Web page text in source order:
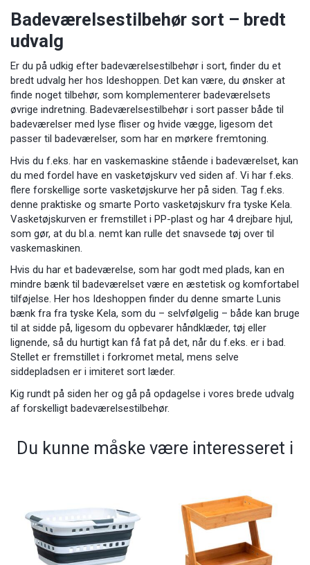
Badeværelsestilbehør sort – bredt
udvalg
Er du på udkig efter badeværelsestilbehør i sort, finder du et
bredt udvalg her hos Ideshoppen. Det kan være, du ønsker at
finde noget tilbehør, som komplementerer badeværelsets
øvrige indretning. Badeværelsestilbehør i sort passer både til
badeværelser med lyse fliser og hvide vægge, ligesom det
passer til badeværelser, som har en mørkere fremtoning.
Hvis du f.eks. har en vaskemaskine stående i badeværelset, kan
du med fordel have en vasketøjskurv ved siden af. Vi har f.eks.
flere forskellige sorte vasketøjskurve her på siden. Tag f.eks.
denne praktiske og smarte Porto vasketøjskurv fra tyske Kela.
Vasketøjskurven er fremstillet i PP-plast og har 4 drejbare hjul,
som gør, at du bl.a. nemt kan rulle det snavsede tøj over til
vaskemaskinen.
Hvis du har et badeværelse, som har godt med plads, kan en
mindre bænk til badeværelset være en æstetisk og komfortabel
tilføjelse. Her hos Ideshoppen finder du denne smarte Lunis
bænk fra fra tyske Kela, som du – selvfølgelig – både kan bruge
til at sidde på, ligesom du opbevarer håndklæder, tøj eller
lignende, så du hurtigt kan få fat på det, når du f.eks. er i bad.
Stellet er fremstillet i forkromet metal, mens selve
siddepladsen er i imiteret sort læder.
Kig rundt på siden her og gå på opdagelse i vores brede udvalg
af forskelligt badeværelsestilbehør.
Du kunne måske være interesseret i